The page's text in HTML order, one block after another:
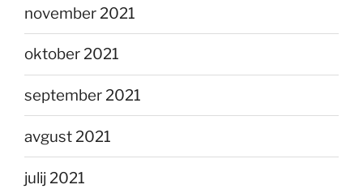
november 2021
oktober 2021
september 2021
avgust 2021
julij 2021